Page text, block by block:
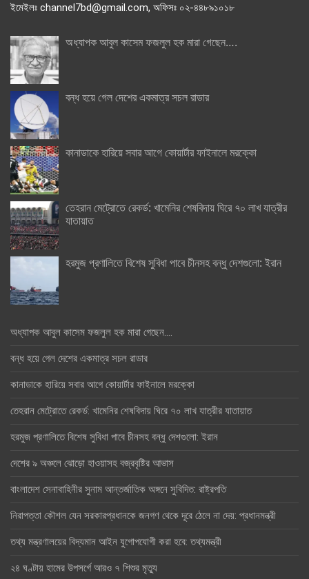
ইমেইলঃ channel7bd@gmail.com, অফিসঃ ০২-৪৪৮৯১০১৮
অধ্যাপক আবুল কাসেম ফজলুল হক মারা গেছেন….
বন্ধ হয়ে গেল দেশের একমাত্র সচল রাডার
কানাডাকে হারিয়ে সবার আগে কোয়ার্টার ফাইনালে মরক্কো
তেহরান মেট্রোতে রেকর্ড: খামেনির শেষবিদায় ঘিরে ৭০ লাখ যাত্রীর
যাতায়াত
হরমুজ প্রণালিতে বিশেষ সুবিধা পাবে চীনসহ বন্ধু দেশগুলো: ইরান
অধ্যাপক আবুল কাসেম ফজলুল হক মারা গেছেন….
বন্ধ হয়ে গেল দেশের একমাত্র সচল রাডার
কানাডাকে হারিয়ে সবার আগে কোয়ার্টার ফাইনালে মরক্কো
তেহরান মেট্রোতে রেকর্ড: খামেনির শেষবিদায় ঘিরে ৭০ লাখ যাত্রীর যাতায়াত
হরমুজ প্রণালিতে বিশেষ সুবিধা পাবে চীনসহ বন্ধু দেশগুলো: ইরান
দেশের ৯ অঞ্চলে ঝোড়ো হাওয়াসহ বজ্রবৃষ্টির আভাস
বাংলাদেশ সেনাবাহিনীর সুনাম আন্তর্জাতিক অঙ্গনে সুবিদিত: রাষ্ট্রপতি
নিরাপত্তা কৌশল যেন সরকারপ্রধানকে জনগণ থেকে দূরে ঠেলে না দেয়: প্রধানমন্ত্রী
তথ্য মন্ত্রণালয়ের বিদ্যমান আইন যুগোপযোগী করা হবে: তথ্যমন্ত্রী
২৪ ঘণ্টায় হামের উপসর্গে আরও ৭ শিশুর মৃত্যু